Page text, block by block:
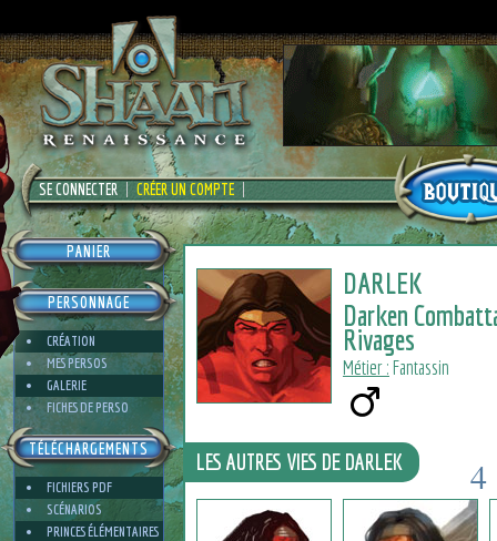
SE CONNECTER CRÉER UN COMPTE
PANIER
PERSONNAGE
CRÉATION
MES PERSOS
GALERIE
FICHES DE PERSO
TÉLÉCHARGEMENTS
FICHIERS PDF
SCÉNARIOS
PRINCES ÉLÉMENTAIRES
DARLEK
Darken
Rivages
Métier : Fantassin
3
4
LES AUTRES VIES DE DARLEK